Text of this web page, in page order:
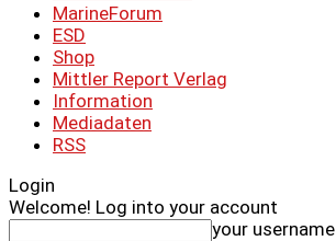
MarineForum
ESD
Shop
Mittler Report Verlag
Information
Mediadaten
RSS
Login
Welcome! Log into your account
your username